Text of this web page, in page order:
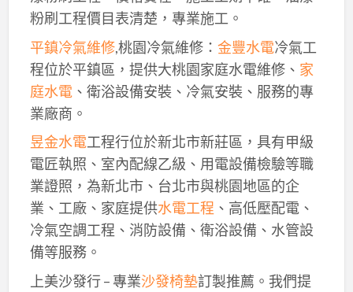
粉刷工程價目表清楚，專業施工。
平鎮冷氣維修,桃園冷氣維修： 金豐水電冷氣工
程位於平鎮區，提供大桃園家庭水電維修、 家
庭水電、衛浴設備安裝、冷氣安裝、服務的專
業廠商。
昱金水電工程行位於新北市新莊區，具有甲級
電匠執照、室內配線乙級、用電設備檢驗等職
業證照，為新北市、台北市與桃園地區的企
業、工廠、家庭提供水電工程 、高低壓配電、
冷氣空調工程、消防設備、衛浴設備、水管設
備等服務。
上美沙發行 – 專業沙發椅墊訂製推薦。我們提